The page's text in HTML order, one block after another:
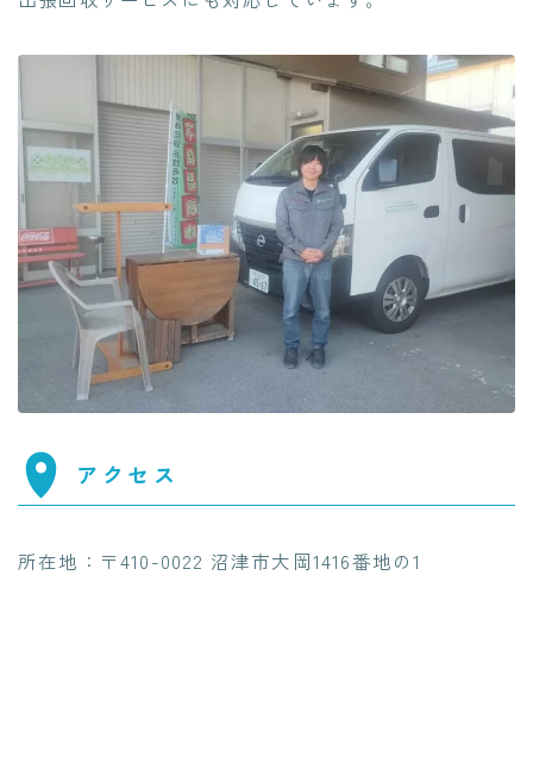
アクセス
所在地：〒410-0022 沼津市大岡1416番地の1